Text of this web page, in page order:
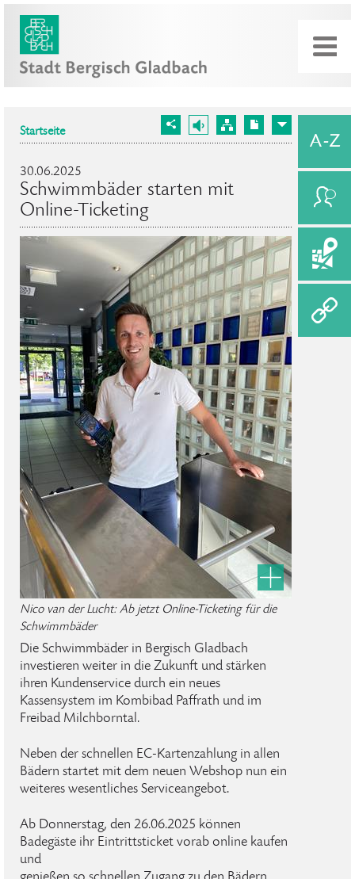
Startseite
30.06.2025
Schwimmbäder starten mit
Online-Ticketing
Nico van der Lucht: Ab jetzt Online-Ticketing für die
Schwimmbäder
Die Schwimmbäder in Bergisch Gladbach
investieren weiter in die Zukunft und stärken
ihren Kundenservice durch ein neues
Kassensystem im Kombibad Paffrath und im
Freibad Milchborntal.
Neben der schnellen EC-Kartenzahlung in allen
Bädern startet mit dem neuen Webshop nun ein
weiteres wesentliches Serviceangebot.
Ab Donnerstag, den 26.06.2025 können
Badegäste ihr Eintrittsticket vorab online kaufen
und